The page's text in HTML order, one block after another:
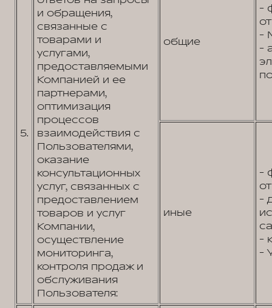
5.
и обращения,
связанные с
товарами и
услугами,
предоставляемыми
Компанией и ее
партнерами,
оптимизация
процессов
взаимодействия с
Пользователями,
оказание
консультационных
услуг, связанных с
предоставлением
товаров и услуг
Компании,
осуществление
мониторинга,
контроля продаж и
обслуживания
Пользователя:
общие
-
-
-
иные
-
-
-
-